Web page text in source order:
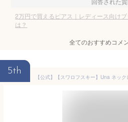
2万円で買えるピアス｜レディース向け
は？
全てのおすすめコメ
5th